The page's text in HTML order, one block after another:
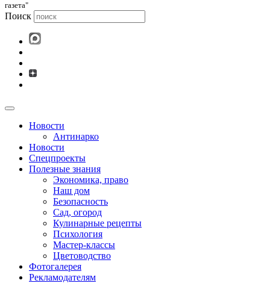
газета"
Поиск
Новости
Антинарко
Новости
Спецпроекты
Полезные знания
Экономика, право
Наш дом
Безопасность
Сад, огород
Кулинарные рецепты
Психология
Мастер-классы
Цветоводство
Фотогалерея
Рекламодателям